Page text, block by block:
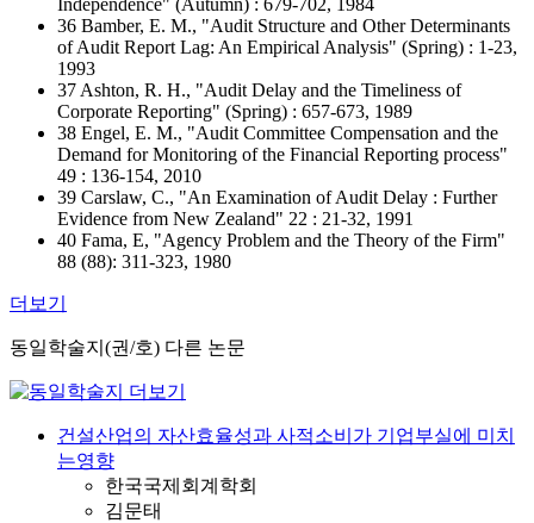
Independence" (Autumn) : 679-702, 1984
36 Bamber, E. M., "Audit Structure and Other Determinants
of Audit Report Lag: An Empirical Analysis" (Spring) : 1-23,
1993
37 Ashton, R. H., "Audit Delay and the Timeliness of
Corporate Reporting" (Spring) : 657-673, 1989
38 Engel, E. M., "Audit Committee Compensation and the
Demand for Monitoring of the Financial Reporting process"
49 : 136-154, 2010
39 Carslaw, C., "An Examination of Audit Delay : Further
Evidence from New Zealand" 22 : 21-32, 1991
40 Fama, E, "Agency Problem and the Theory of the Firm"
88 (88): 311-323, 1980
더보기
동일학술지(권/호) 다른 논문
건설산업의 자산효율성과 사적소비가 기업부실에 미치
는영향
한국국제회계학회
김문태